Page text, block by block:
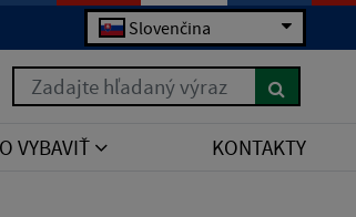
Slovenčina
Zadajte hľadaný výraz
VYBAVIŤ KONTAKTY